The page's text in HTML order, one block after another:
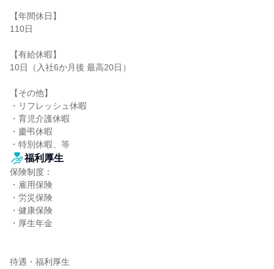
【年間休日】
110日
【有給休暇】
10日（入社6か月後 最高20日）
【その他】
・リフレッシュ休暇
・育児介護休暇
・慶弔休暇
・特別休暇、等
福利厚生
保険制度：
・雇用保険
・労災保険
・健康保険
・厚生年金
待遇・福利厚生